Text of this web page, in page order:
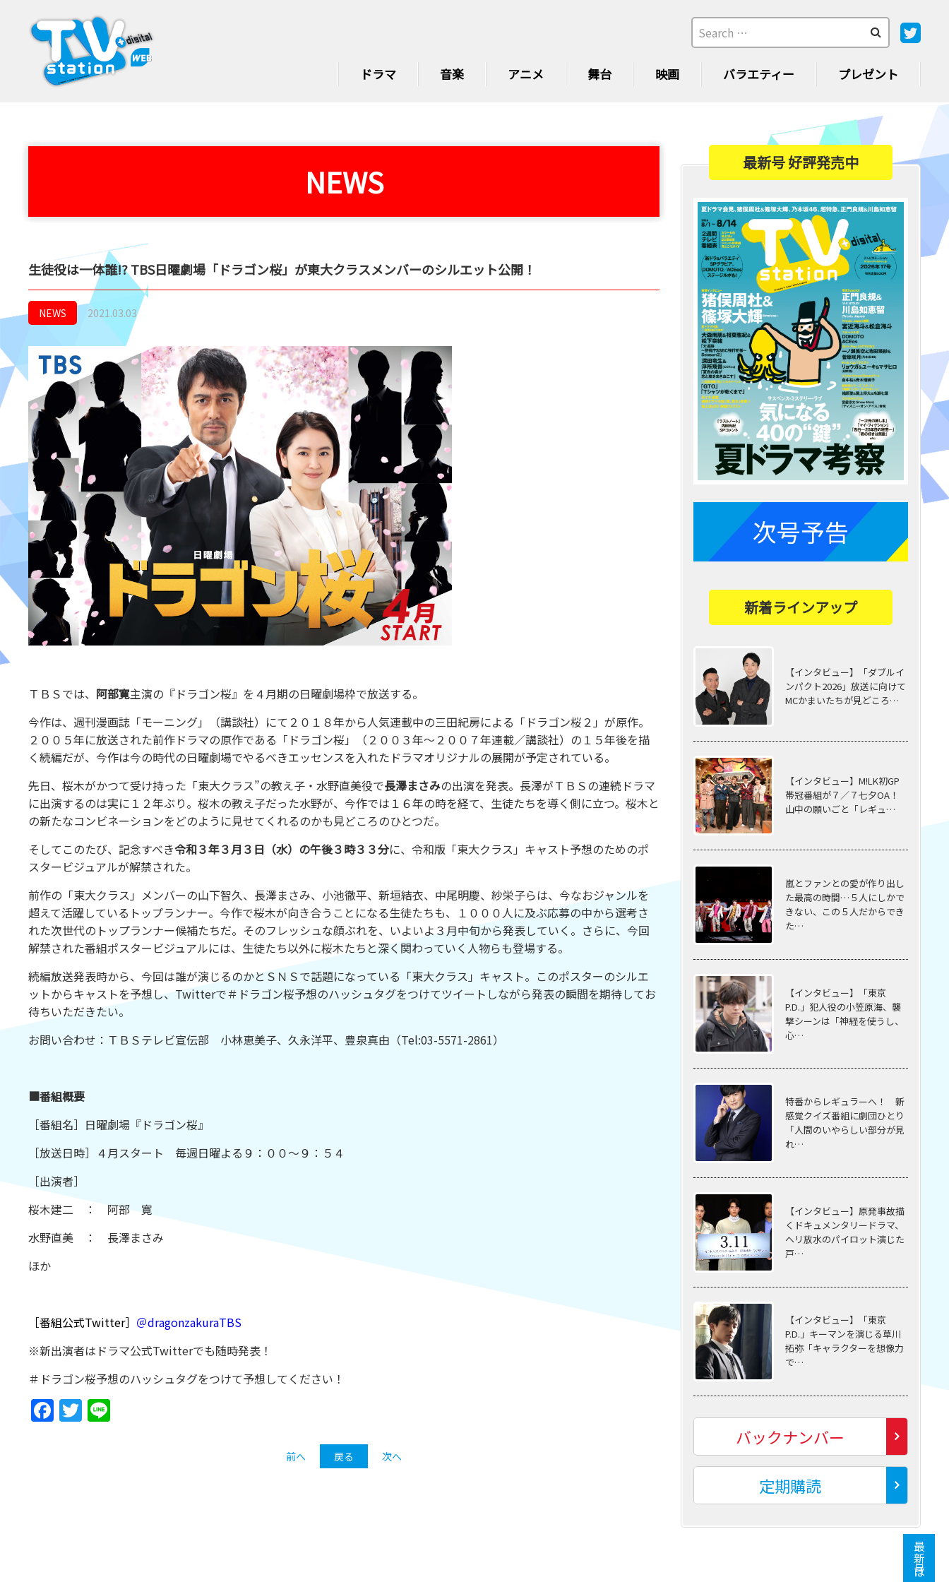
ドラマ 音楽 アニメ 舞台 映画 バラエティー プレゼント
NEWS
生徒役は一体誰!? TBS日曜劇場「ドラゴン桜」が東大クラスメンバーのシルエット公開！
NEWS 2021.03.03
ＴＢＳでは、 阿部寛主演の『ドラゴン桜』を４月期の日曜劇場枠で放送する。
今作は、週刊漫画誌「モーニング」（講談社）にて２０１８年から人気連載中の三田紀房による「ドラゴン桜２」が原作。
２００５年に放送された前作ドラマの原作である「ドラゴン桜」（２００３年～２００７年連載／講談社）の１５年後を描
く続編だが、今作は今の時代の日曜劇場でやるべきエッセンスを入れたドラマオリジナルの展開が予定されている。
先日、桜木がかつて受け持った「東大クラス”の教え子・水野直美役で長澤まさみの出演を発表。長澤がＴＢＳの連続ドラマ
に出演するのは実に１２年ぶり。桜木の教え子だった水野が、今作では１６年の時を経て、生徒たちを導く側に立つ。桜木と
の新たなコンビネーションをどのように見せてくれるのかも見どころのひとつだ。
そしてこのたび、記念すべき令和３年３月３日（水）の午後３時３３分に、令和版「東大クラス」キャスト予想のためのポ
スタービジュアルが解禁された。
前作の「東大クラス」メンバーの山下智久、長澤まさみ、小池徹平、新垣結衣、中尾明慶、紗栄子らは、今なおジャンルを
超えて活躍しているトップランナー。今作で桜木が向き合うことになる生徒たちも、１０００人に及ぶ応募の中から選考さ
れた次世代のトップランナー候補たちだ。そのフレッシュな顔ぶれを、いよいよ３月中旬から発表していく。さらに、今回
解禁された番組ポスタービジュアルには、生徒たち以外に桜木たちと深く関わっていく人物らも登場する。
続編放送発表時から、今回は誰が演じるのかとＳＮＳで話題になっている「東大クラス」キャスト。このポスターのシルエ
ットからキャストを予想し、 Twitterで＃ドラゴン桜予想のハッシュタグをつけてツイートしながら発表の瞬間を期待してお
待ちいただきたい。
お問い合わせ：ＴＢＳテレビ宣伝部 小林恵美子、久永洋平、豊泉真由（Tel:03-5571-2861）
■番組概要
［番組名］日曜劇場『ドラゴン桜』
［放送日時］４月スタート 毎週日曜よる９：００～９：５４
［出演者］
桜木建二 ： 阿部 寛
水野直美 ： 長澤まさみ
ほか
［番組公式Twitter］ ＠dragonzakuraTBS
※新出演者はドラマ公式Twitterでも随時発表！
＃ドラゴン桜予想のハッシュタグをつけて予想してください！
Facebook
Twitter
前へ 戻る 次へ
最新号 好評発売中
次号予告
新着ラインアップ
【インタビュー】「ダブルイ
ンパクト2026」放送に向けて
MCかまいたちが見どころ…
【インタビュー】M!LK初GP
帯冠番組が７／７七夕OA！
山中の願いごと「レギュ…
嵐とファンとの愛が作り出し
た最高の時間…５⼈にしかで
きない、この５⼈だからでき
た…
【インタビュー】「東京
P.D.」犯人役の小笠原海、襲
撃シーンは「神経を使うし、
心…
特番からレギュラーへ！ 新
感覚クイズ番組に劇団ひとり
「人間のいやらしい部分が見
れ…
【インタビュー】原発事故描
くドキュメンタリードラマ、
ヘリ放水のパイロット演じた
戸…
【インタビュー】「東京
P.D.」キーマンを演じる草川
拓弥「キャラクターを想像力
で…
バックナンバー
定期購読